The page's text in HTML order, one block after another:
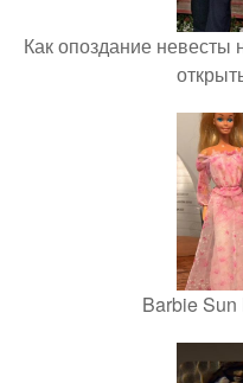
Как опоздание невесты
Barbie